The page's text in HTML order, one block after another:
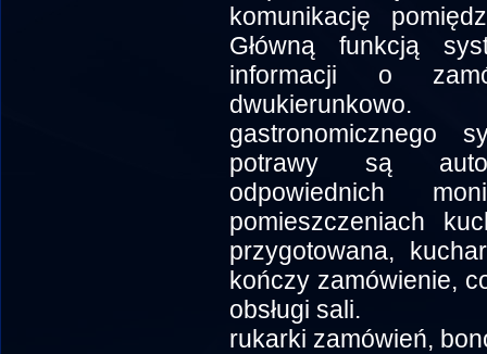
komunikację
Główną funkcją
informacji o
gastronomicznego
potrawy są
odpowiednich
pomieszczeniach
przygotowana,
kończy zamówienie,
obsługi sali.
rukarki zamówień,